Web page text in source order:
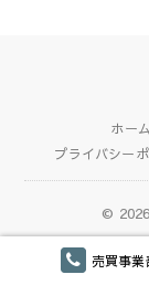
売買事
ホーム
プライバシー
© 2026